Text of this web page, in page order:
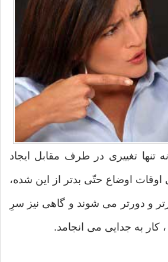
تنها تغییری در طرف مقابل ایجاد
اوضاع حتّی بدتر از این شده،
و دورتر می شوند و گاهی نیز سرِ
کار به جدایی می انجامد.